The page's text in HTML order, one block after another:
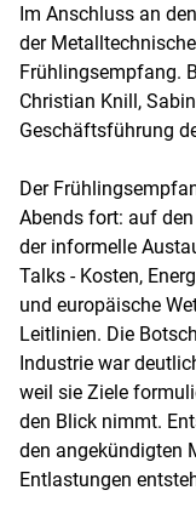
Im Anschluss an
der
Frühlingsempfang.
Christian Knill,
Geschäftsführung
Der
Abends fort: auf
der informelle
Talks - Kosten,
und europäische
Leitlinien. Die
Industrie war
weil sie Ziele
den Blick nimmt.
den angekündigten
Entlastungen